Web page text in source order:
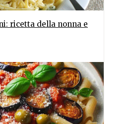
ricetta della nonna e